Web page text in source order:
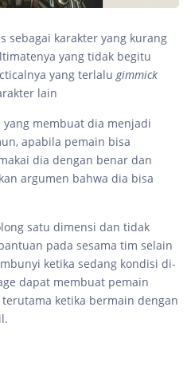
sebagai karakter yang kurang
yang tidak begitu
yang terlalu gimmick
lain
membuat dia menjadi
apabila pemain bisa
dia dengan benar dan
argumen bahwa dia bisa
satu dimensi dan tidak
pada sesama tim selain
ketika sedang kondisi di-
dapat membuat pemain
ketika bermain dengan